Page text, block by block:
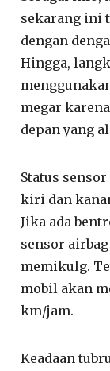
sekarang ini
dengan
Hingga,
megar
depan yang
Status
kiri dan
Jika ada
sensor
memikulg.
mobil akan
km/jam.
Keadaan